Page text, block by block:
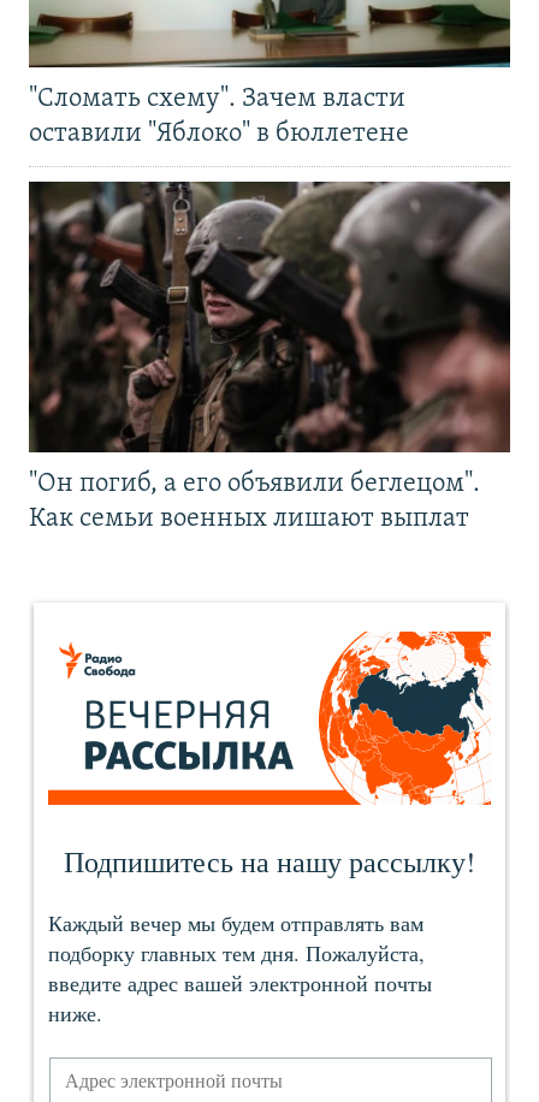
"Сломать схему". Зачем власти
оставили "Яблоко" в бюллетене
"Он погиб, а его объявили беглецом".
Как семьи военных лишают выплат